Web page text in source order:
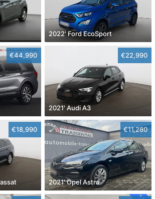
2022' Ford EcoSport
€44,990 €22,990
2021' Audi A3
€18,990 €11,280
2021' Opel Astra